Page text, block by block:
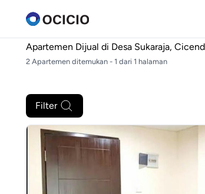
Apartemen Dijual di Desa Sukaraja,
2 Apartemen ditemukan - 1 dari 1 halaman
Filter